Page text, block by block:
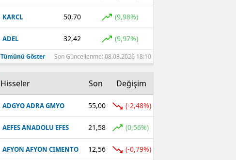
KARCL 50,70 (9,98%)
ADEL 32,42 (9,97%)
Tümünü Göster Son Güncellenme: 08.08.2026 18:10
Hisseler Son Değişim
ADGYO ADRA GMYO 55,00 (-2,48%)
AEFES ANADOLU EFES 21,58 (0,56%)
AFYON AFYON CIMENTO 12,56 (-0,79%)